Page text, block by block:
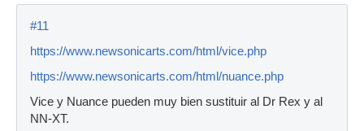
#11
https://www.newsonicarts.com/html/vice.php
https://www.newsonicarts.com/html/nuance.php
Vice y Nuance pueden muy bien sustituir al Dr Rex y al
NN-XT.